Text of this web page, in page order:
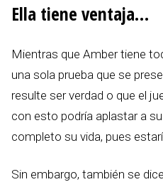
Ella tiene ventaja…
Mientras que Amber tiene
una sola prueba que se
resulte ser verdad o que el
con esto podría aplastar a
completo su vida, pues
Sin embargo, también se